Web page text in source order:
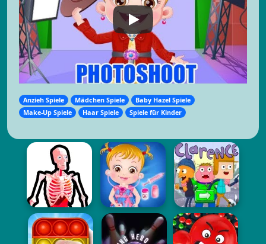
Anzieh Spiele Mädchen Spiele
Baby Hazel Spiele
Make-Up Spiele
Haar Spiele Spiele für Kinder